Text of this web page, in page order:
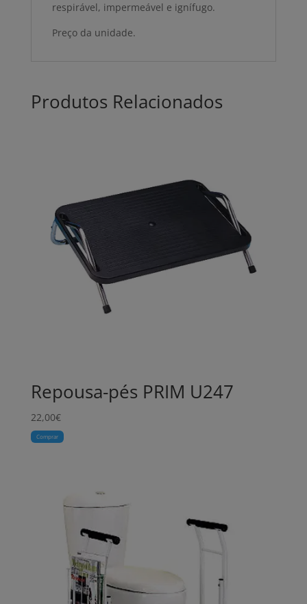
respirável, impermeável e ignífugo.
Preço da unidade.
Produtos Relacionados
Repousa-pés PRIM U247
22,00€
Comprar